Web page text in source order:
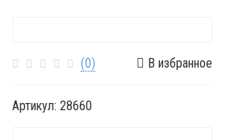
(0) В избранное
Артикул: 28660